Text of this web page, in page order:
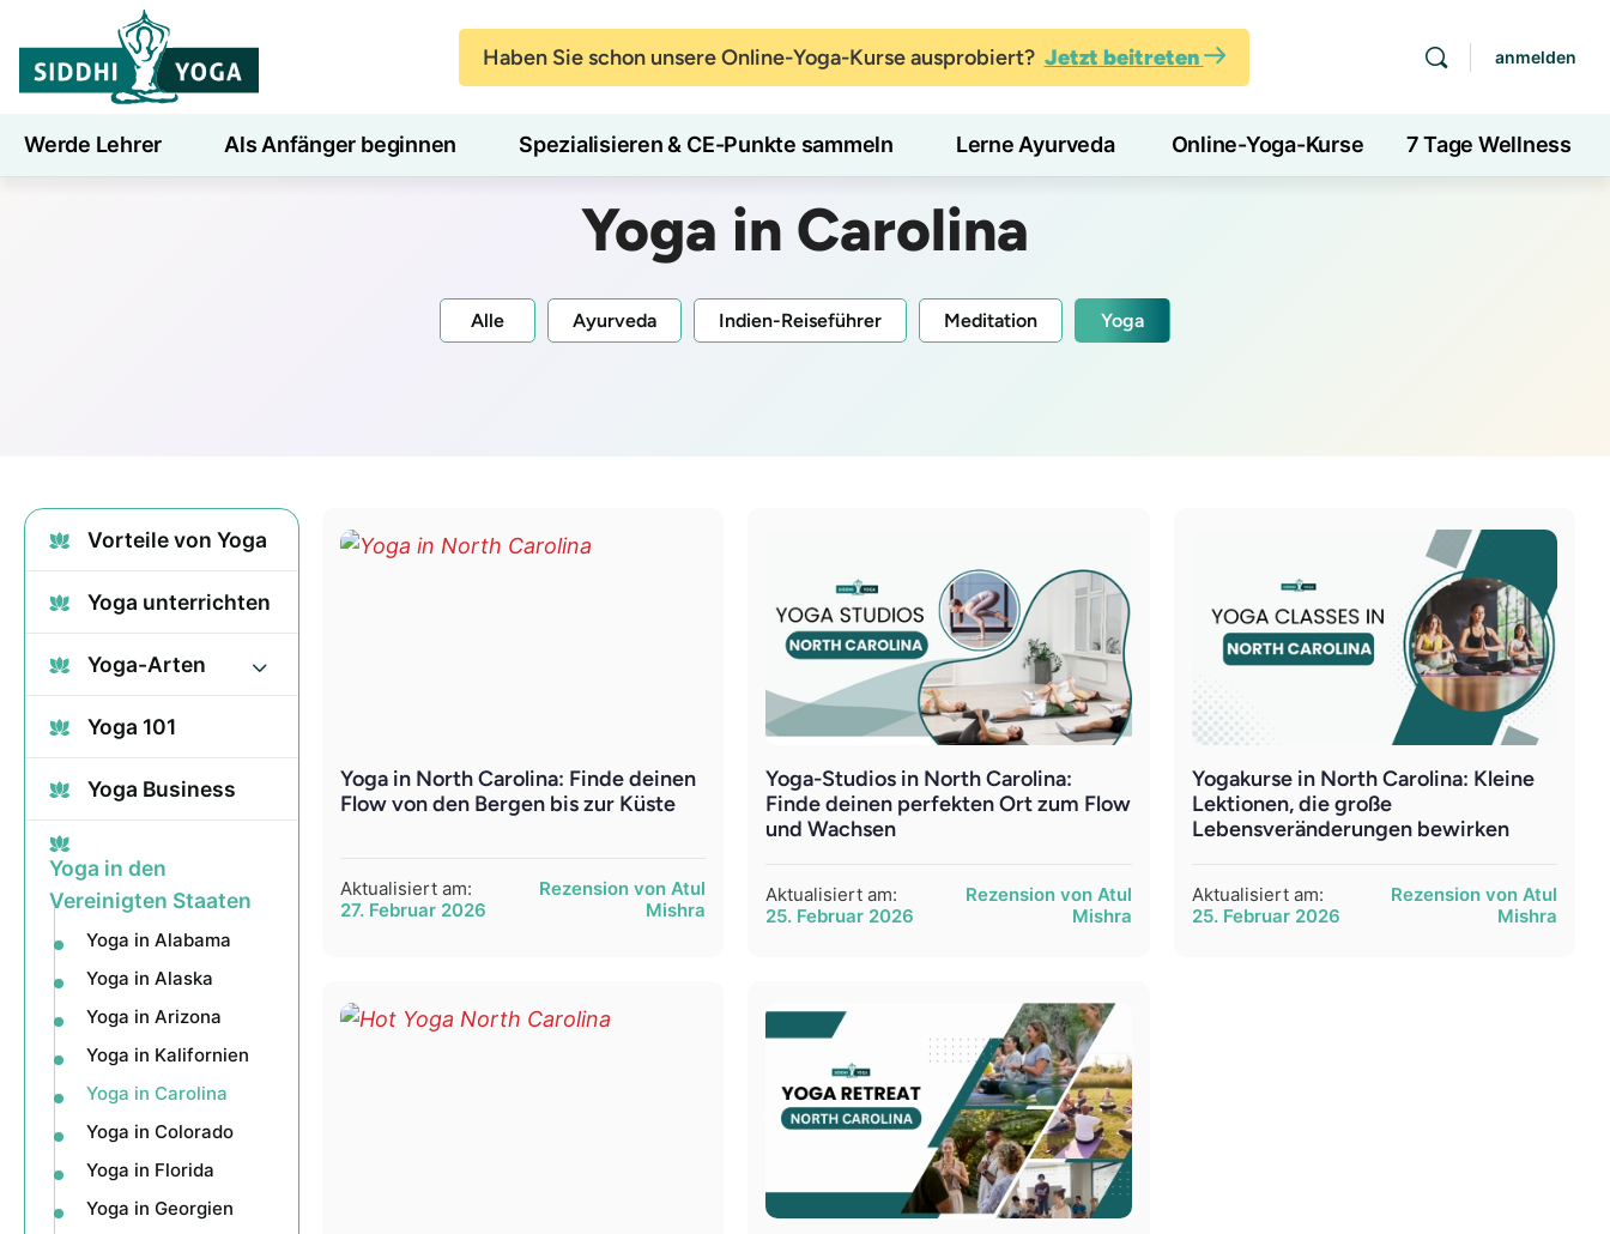
Haben Sie schon unsere Online-Yoga-Kurse ausprobiert? Jetzt beitreten anmelden
Werde Lehrer Als Anfänger beginnen Spezialisieren & CE-Punkte sammeln Lerne Ayurveda Online-Yoga-Kurse 7 Tage Wellness
Yoga in Carolina
Alle Ayurveda Indien-Reiseführer Meditation Yoga
Vorteile von Yoga
Yoga unterrichten
Yoga-Arten
Yoga 101
Yoga Business
Yoga in den
Vereinigten Staaten
Yoga in Alabama
Yoga in Alaska
Yoga in Arizona
Yoga in Kalifornien
Yoga in Carolina
Yoga in Colorado
Yoga in Florida
Yoga in Georgien
Yoga in North Carolina: Finde deinen
Flow von den Bergen bis zur Küste
Aktualisiert am:
27. Februar 2026
Rezension von Atul
Mishra
Yoga-Studios in North Carolina:
Finde deinen perfekten Ort zum Flow
und Wachsen
Aktualisiert am:
25. Februar 2026
Rezension von Atul
Mishra
Yogakurse in North Carolina: Kleine
Lektionen, die große
Lebensveränderungen bewirken
Aktualisiert am:
25. Februar 2026
Rezension von Atul
Mishra